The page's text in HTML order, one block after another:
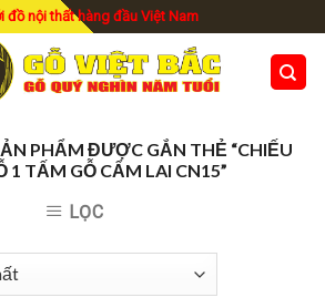
đồ nội thất hàng đầu Việt Nam
PHẨM ĐƯỢC GẮN THẺ “CHIẾU
1 TẤM GỖ CẨM LAI CN15”
LỌC